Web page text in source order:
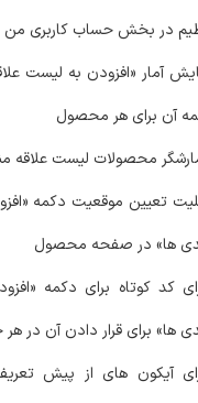
در بخش حساب کاربری من
آمار «افزودن به لیست
آن برای هر محصول
محصولات لیست علاقه
تعیین موقعیت دکمه
ها» در صفحه محصول
کد کوتاه برای دکمه
ها» برای قرار دادن آن در
آیکون های از پیش